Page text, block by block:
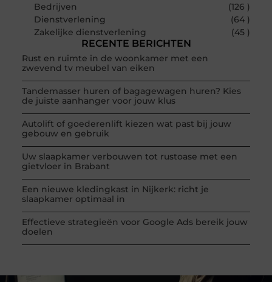
Bedrijven
(126 )
Dienstverlening
(64 )
Zakelijke dienstverlening
(45 )
RECENTE BERICHTEN
Rust en ruimte in de woonkamer met een
zwevend tv meubel van eiken
Tandemasser huren of bagagewagen huren? Kies
de juiste aanhanger voor jouw klus
Autolift of goederenlift kiezen wat past bij jouw
gebouw en gebruik
Uw slaapkamer verbouwen tot rustoase met een
gietvloer in Brabant
Een nieuwe kledingkast in Nijkerk: richt je
slaapkamer optimaal in
Effectieve strategieën voor Google Ads bereik jouw
doelen